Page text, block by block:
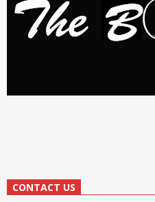
CONTACT US